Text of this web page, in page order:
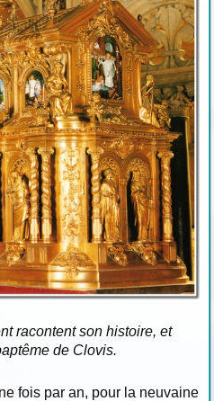
racontent son histoire, et
de Clovis.
fois par an, pour la neuvaine